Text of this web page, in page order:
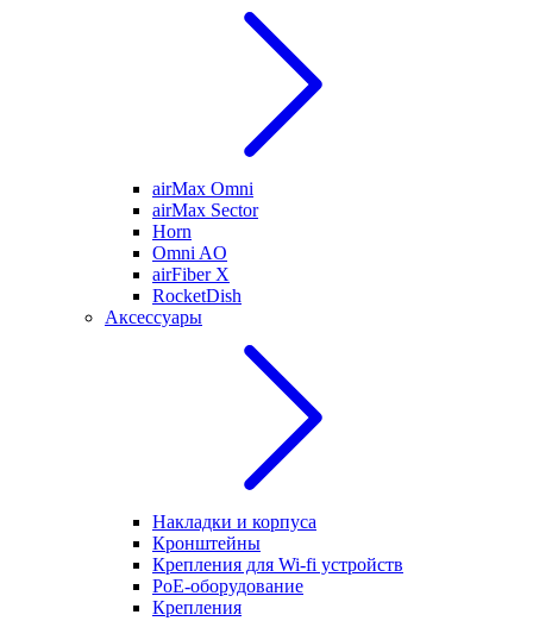
airMax Omni
airMax Sector
Horn
Omni AO
airFiber X
RocketDish
Аксессуары
Накладки и корпуса
Кронштейны
Крепления для Wi-fi устройств
РоЕ-оборудование
Крепления